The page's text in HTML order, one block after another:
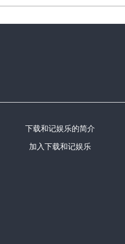
下载和记娱乐的简介
加入下载和记娱乐